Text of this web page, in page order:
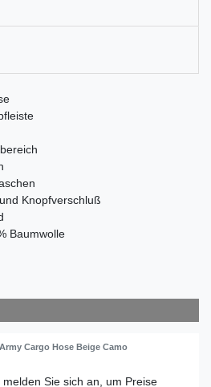
Knopfverschluß
Baumwolle
Cargo Hose Beige Camo